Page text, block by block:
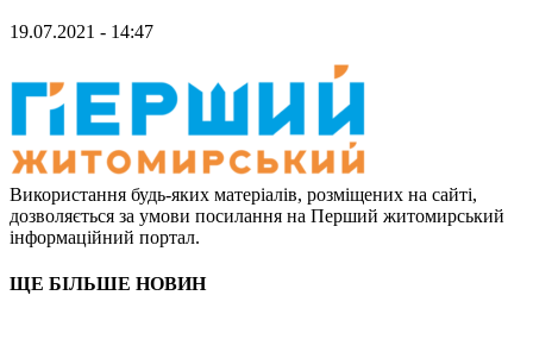
19.07.2021 - 14:47
Використання будь-яких матеріалів, розміщених на сайті,
дозволяється за умови посилання на Перший житомирський
інформаційний портал.
ЩЕ БІЛЬШЕ НОВИН